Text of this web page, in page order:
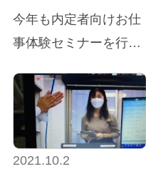
今年も内定者向けお仕
事体験セミナーを行い
2日間に渡って、簡易
プログラミング教育、
グループワークや提案
体験に取り組んでもら
2021.10.2